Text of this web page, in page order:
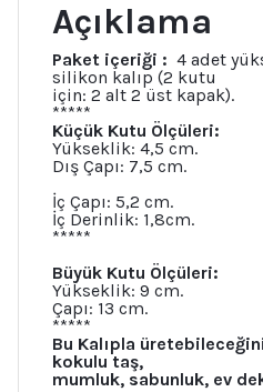
Taş
Tozu
Çimento
Alçı
Kalıbı
adet
Açıklama
Paket içeriği : 4 adet
silikon kalıp (2 kutu
için: 2 alt 2 üst kapak).
*****
Küçük Kutu Ölçüleri:
Yükseklik: 4,5 cm.
Dış Çapı: 7,5 cm.
İç Çapı: 5,2 cm.
İç Derinlik: 1,8cm.
*****
Büyük Kutu Ölçüleri:
Yükseklik: 9 cm.
Çapı: 13 cm.
*****
Bu Kalıpla
kokulu taş,
mumluk, sabunluk, ev